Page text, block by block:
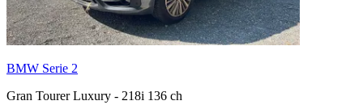
BMW Serie 2
Gran Tourer Luxury - 218i 136 ch